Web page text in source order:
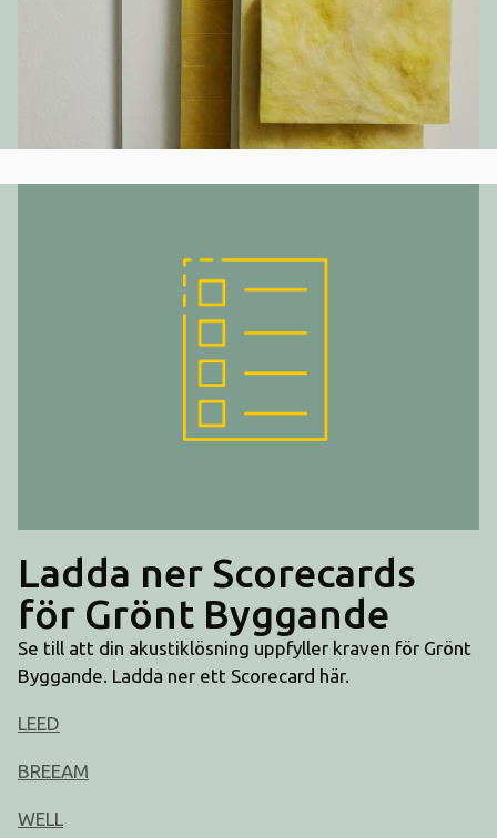
Ladda ner Scorecards
för Grönt Byggande
Se till att din akustiklösning uppfyller kraven för Grönt
Byggande. Ladda ner ett Scorecard här.
LEED
BREEAM
WELL